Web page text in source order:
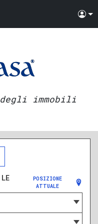
immobili
POSIZIONE
ATTUALE